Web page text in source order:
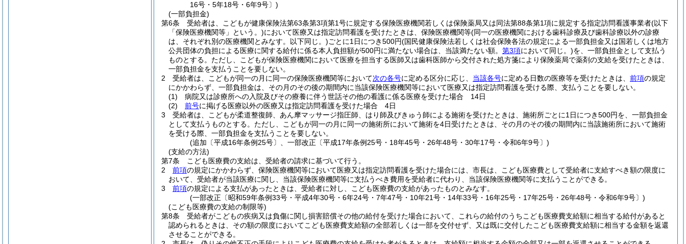
16号・5年18号・6年9号〕)
(一部負担金)
第6条
受給者は、こどもが健康保険法第63条第3項第1号に規定する保険医療機関若しくは保険薬局又は同法第88条第1項に規定する指定訪問看護事業者(以下
「保険医療機関等」という。)において医療又は指定訪問看護を受けたときは、保険医療機関等(同一の医療機関における歯科診療及び歯科診療以外の診療
は、それぞれ別の医療機関とみなす。以下同じ。)ごとに1日につき500円(国民健康保険法若しくは社会保険各法の規定による一部負担金又は国若しくは地方
公共団体の負担による医療に関する給付に係る本人負担額が500円に満たない場合は、当該満たない額。 第3項において同じ。)を、一部負担金として支払う
ものとする。 ただし、こどもが保険医療機関において医療を担当する医師又は歯科医師から交付された処方箋により保険薬局で薬剤の支給を受けたときは、
一部負担金を支払うことを要しない。
2
受給者は、こどもが同一の月に同一の保険医療機関等において次の各号に定める区分に応じ、 当該各号に定める日数の医療等を受けたときは、 前項の規定
にかかわらず、一部負担金は、その月のその後の期間内に当該保険医療機関等において医療又は指定訪問看護を受ける際、支払うことを要しない。
(1)
病院又は診療所への入院及びその療養に伴う世話その他の看護に係る医療を受けた場合 14日
(2)
前号に掲げる医療以外の医療又は指定訪問看護を受けた場合 4日
3
受給者は、こどもが柔道整復師、あん摩マッサージ指圧師、はり師及びきゅう師による施術を受けたときは、施術所ごとに1日につき500円を、一部負担金
として支払うものとする。 ただし、こどもが同一の月に同一の施術所において施術を4日受けたときは、その月のその後の期間内に当該施術所において施術
を受ける際、一部負担金を支払うことを要しない。
(追加〔平成16年条例25号〕、一部改正〔平成17年条例25号・18年45号・26年48号・30年17号・令和6年9号〕)
(支給の方法)
第7条
こども医療費の支給は、受給者の請求に基づいて行う。
2
前項の規定にかかわらず、保険医療機関等において医療又は指定訪問看護を受けた場合には、市長は、こども医療費として受給者に支給すべき額の限度に
おいて、受給者が当該医療に関し、当該保険医療機関等に支払うべき費用を受給者に代わり、当該保険医療機関等に支払うことができる。
3
前項の規定による支払があったときは、受給者に対し、こども医療費の支給があったものとみなす。
(一部改正〔昭和59年条例33号・平成4年30号・6年24号・7年47号・10年21号・14年33号・16年25号・17年25号・26年48号・令和6年9号〕)
(こども医療費の支給の制限等)
第8条
受給者がこどもの疾病又は負傷に関し損害賠償その他の給付を受けた場合において、これらの給付のうちこども医療費支給額に相当する給付があると
認められるときは、その額の限度においてこども医療費支給額の全部若しくは一部を交付せず、又は既に交付したこども医療費支給額に相当する金額を返還
させることができる。